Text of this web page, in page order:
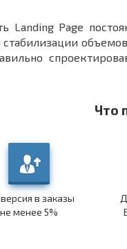
Landing Page
Что
в заказы
не менее 5%